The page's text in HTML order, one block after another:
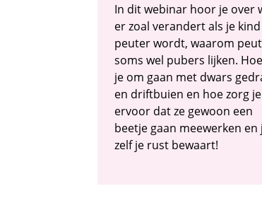
In dit webinar hoor je over
er zoal verandert als je
peuter wordt, waarom
soms wel pubers lijken.
je om gaan met dwars
en driftbuien en hoe zorg je
ervoor dat ze gewoon een
beetje gaan meewerken en
zelf je rust bewaart!